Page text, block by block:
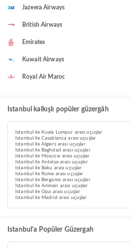
Jazeera Airways
British Airways
Emirates
Kuwait Airways
Royal Air Maroc
Istanbul kalkışlı popüler güzergâh
Istanbul ile Kuala Lumpur arası uçuşlar
Istanbul ile Casablanca arası uçuşlar
Istanbul ile Algiers arası uçuşlar
Istanbul ile Baghdad arası uçuşlar
Istanbul ile Moscow arası uçuşlar
Istanbul ile Antalya arası uçuşlar
Istanbul ile Baku arası uçuşlar
Istanbul ile Rome arası uçuşlar
Istanbul ile Bergamo arası uçuşlar
Istanbul ile Amman arası uçuşlar
Istanbul ile Giza arası uçuşlar
Istanbul ile Madrid arası uçuşlar
Istanbul'a Popüler Güzergah